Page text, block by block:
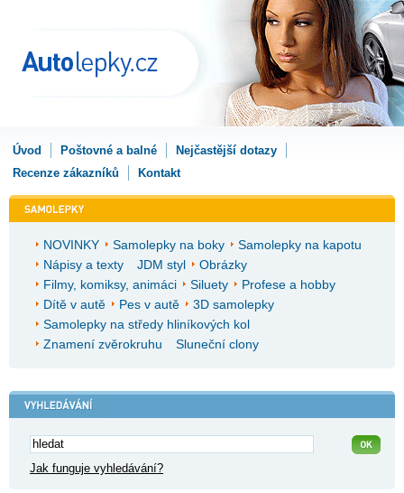
Úvod Poštovné a balné
Nejčastější dotazy
Recenze zákazníků
Kontakt
NOVINKY Samolepky na boky
Samolepky na kapotu
Nápisy a texty
JDM styl
Obrázky
Filmy, komiksy, animáci
Siluety
Profese a hobby
Dítě v autě
Pes v autě
3D samolepky
Samolepky na středy hliníkových kol
Znamení zvěrokruhu
Sluneční clony
Jak funguje vyhledávání?